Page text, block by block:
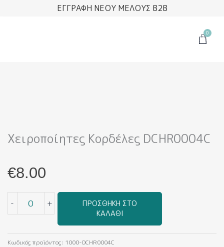
ΕΓΓΡΑΦΗ ΝΕΟΥ ΜΕΛΟΥΣ B2B
0
Cart
Χειροποίητες Κορδέλες DCHR0004C
€8.00
-
Κορδέλες
ποσότητα
+
ΠΡΟΣΘΉΚΗ ΣΤΟ
ΚΑΛΆΘΙ
Κωδικός προϊόντος: 1000-DCHR0004C